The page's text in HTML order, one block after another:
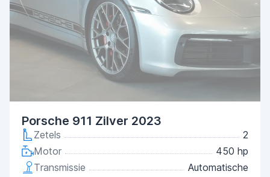
Porsche 911 Zilver 2023
Zetels
2
Motor
450 hp
Transmissie
Automatische